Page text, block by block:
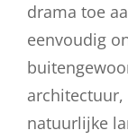
drama toe
eenvoudig
natuurlijke